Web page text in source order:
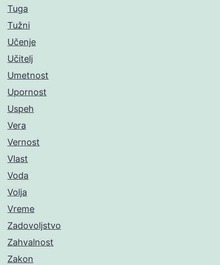
Tuga
Tužni
Učenje
Učitelj
Umetnost
Upornost
Uspeh
Vera
Vernost
Vlast
Voda
Volja
Vreme
Zadovoljstvo
Zahvalnost
Zakon